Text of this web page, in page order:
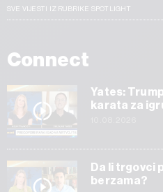
SVE VIJESTI IZ RUBRIKE SPOTLIGHT
Connect
Yates:
karata za
Da li trgovci
berzama?